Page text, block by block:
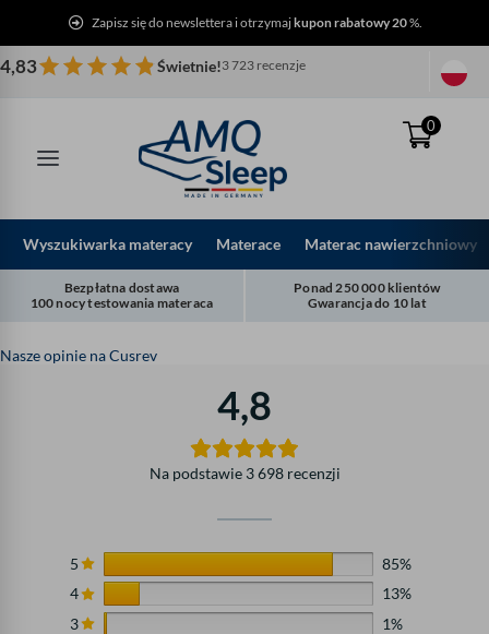
treści
Zapisz się do newslettera i otrzymajkupon rabatowy 20%.
4,83 Świetnie!3 723 recenzje
0
Wyszukiwarka materacy Materace Materac nawierzchniowy
Bezpłatna dostawa
100 nocy testowania materaca
Ponad 250 000 klientów
Gwarancja do 10 lat
Nasze opinie na Cusrev
4,8
Na podstawie 3 698 recenzji
5
85%
4
13%
3
1%